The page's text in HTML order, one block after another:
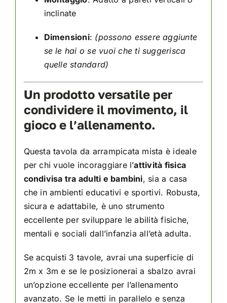
inclinate
Dimensioni: (possono essere aggiunte
se le hai o se vuoi che ti suggerisca
quelle standard)
Un prodotto versatile per
condividere il movimento, il
gioco e l’allenamento.
Questa tavola da arrampicata mista è ideale
per chi vuole incoraggiare l’attività fisica
condivisa tra adulti e bambini, sia a casa
che in ambienti educativi e sportivi. Robusta,
sicura e adattabile, è uno strumento
eccellente per sviluppare le abilità fisiche,
mentali e sociali dall’infanzia all’età adulta.
Se acquisti 3 tavole, avrai una superficie di
2m x 3m e se le posizionerai a sbalzo avrai
un’opzione eccellente per l’allenamento
avanzato. Se le metti in parallelo e senza